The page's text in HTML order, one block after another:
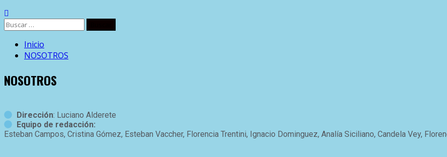
Inicio
NOSOTROS
NOSOTROS
Dirección: Luciano Alderete
Equipo de redacción:
Esteban Campos, Cristina Gómez, Esteban Vaccher, Florencia Trentini, Ignacio Dominguez, Analía Siciliano, Candela Vey,